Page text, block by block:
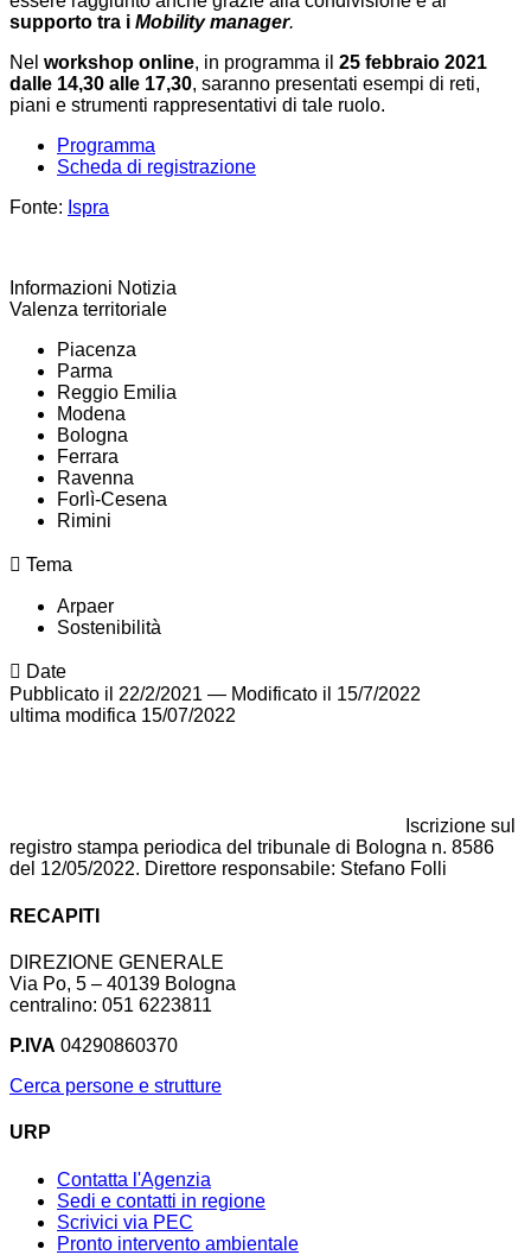
supporto tra i Mobility manager.
Nel workshop online, in programma il 25 febbraio 2021
dalle 14,30 alle 17,30, saranno presentati esempi di reti,
piani e strumenti rappresentativi di tale ruolo.
Programma
Scheda di registrazione
Fonte: Ispra
Informazioni Notizia
Valenza territoriale
Piacenza
Parma
Reggio Emilia
Modena
Bologna
Ferrara
Ravenna
Forlì-Cesena
Rimini
Tema
Arpaer
Sostenibilità
Date
Pubblicato il 22/2/2021 — Modificato il 15/7/2022
ultima modifica 15/07/2022
Iscrizione sul
registro stampa periodica del tribunale di Bologna n. 8586
del 12/05/2022. Direttore responsabile: Stefano Folli
RECAPITI
DIREZIONE GENERALE
Via Po, 5 – 40139 Bologna
centralino: 051 6223811
P.IVA 04290860370
Cerca persone e strutture
URP
Contatta l'Agenzia
Sedi e contatti in regione
Scrivici via PEC
Pronto intervento ambientale